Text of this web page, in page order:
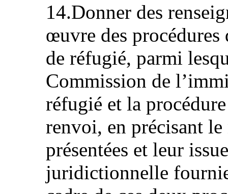
14.Donner des
œuvre des
de réfugié, parmi
Commission de
réfugié et la
renvoi, en précisant le
présentées et leur
juridictionnelle